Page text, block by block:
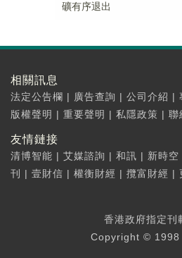
礦有序退出
相關訊息
法定公告欄 | 廣告查詢 | 公司介紹 |
版權聲明 | 重要聲明 | 私隱政策 | 聯
友情鏈接
清博智能 | 艾媒諮詢 | 和訊 | 新時空
刊
| 壹財信 | 權衡財經 | 攬富財經 |
香港政府指定刊
Copyright © 1998